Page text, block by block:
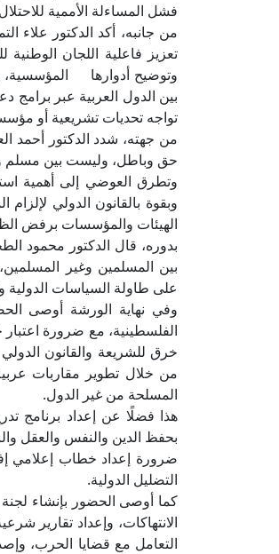
فشل المساءلة الأممية
من جانبه، أكد الدكتور علاء
تعزيز فاعلية اللجان
وتوضيح أدوارها المؤسسية،
بين الدول العربية عبر
تواجه تحديات تشريعية أو
من جهته، شدد الدكتور أحمد
حق وباطل، وليست بين مسلم
وتطرق العوضي إلى أهمية
وبقوة بالقانون الدولي
الهيئات والمؤسسات برفض
بدوره، قال الدكتور محمود
بين المسلمين وغير
على طاولة السياسات الدولية
وفي نهاية الورشة أوصى
الفلسطينية، مع ضرورة
خرق للشريعة والقانون
من خلال تطوير مقاربات
المسلحة من غير الدول.
هذا فضلًا عن إعداد برنامج
بحفظ الدين والنفس والعقل
ضرورة إعداد خطاب إعلامي
التضليل الدولية.
كما أوصى الحضور بإنشاء
الانتهاكات، وإعداد تقارير
التعامل مع قضايا الحرب،